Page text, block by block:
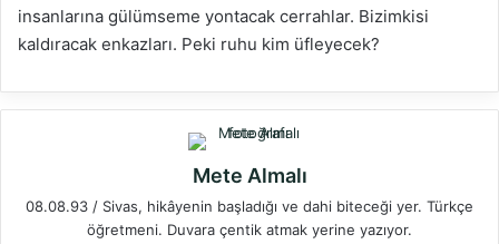
insanlarına gülümseme yontacak cerrahlar. Bizimkisi
kaldıracak enkazları. Peki ruhu kim üfleyecek?
Mete Almalı
08.08.93 / Sivas, hikâyenin başladığı ve dahi biteceği yer. Türkçe
öğretmeni. Duvara çentik atmak yerine yazıyor.